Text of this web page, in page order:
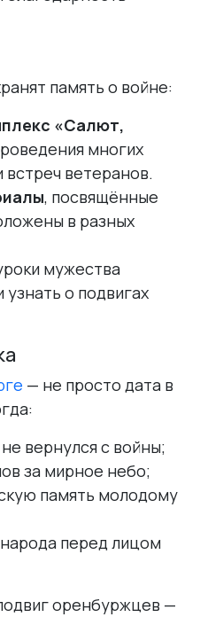
память о войне:
«Салют,
многих
встреч ветеранов.
, посвящённые
в разных
мужества
о подвигах
— не просто дата в
вернулся с войны;
за мирное небо;
память молодому
перед лицом
оренбуржцев —